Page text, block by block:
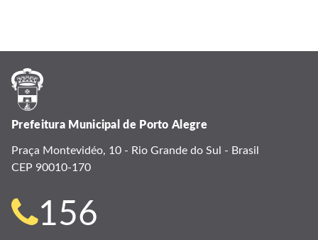
Prefeitura Municipal de Porto Alegre
Praça Montevidéo, 10 - Rio Grande do Sul - Brasil
CEP 90010-170
Telefone
156